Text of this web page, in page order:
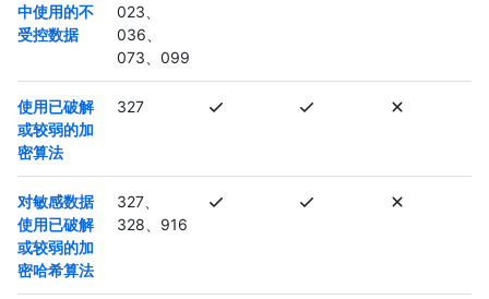
中使用的不
受控数据
023、
036、
073、099
使用已破解
或较弱的加
密算法
327
对敏感数据
使用已破解
或较弱的加
密哈希算法
327、
328、916